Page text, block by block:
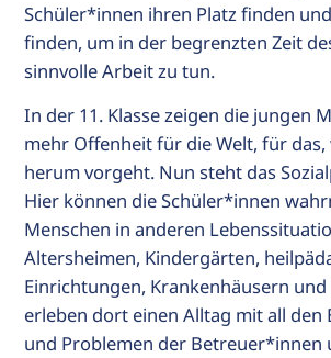
Schüler*innen ihren Platz finden
finden, um in der begrenzten Zeit
sinnvolle Arbeit zu tun.
In der 11. Klasse zeigen die jungen
mehr Offenheit für die Welt, für das,
herum vorgeht. Nun steht das
Hier können die Schüler*innen
Menschen in anderen
Altersheimen, Kindergärten,
Einrichtungen, Krankenhäusern und
erleben dort einen Alltag mit all den
und Problemen der Betreuer*innen